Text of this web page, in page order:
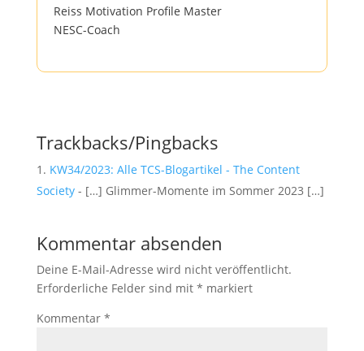
Reiss Motivation Profile Master
NESC-Coach
Trackbacks/Pingbacks
KW34/2023: Alle TCS-Blogartikel - The Content
Society- […] Glimmer-Momente im Sommer 2023 […]
Kommentar absenden
Deine E-Mail-Adresse wird nicht veröffentlicht.
Erforderliche Felder sind mit * markiert
Kommentar *